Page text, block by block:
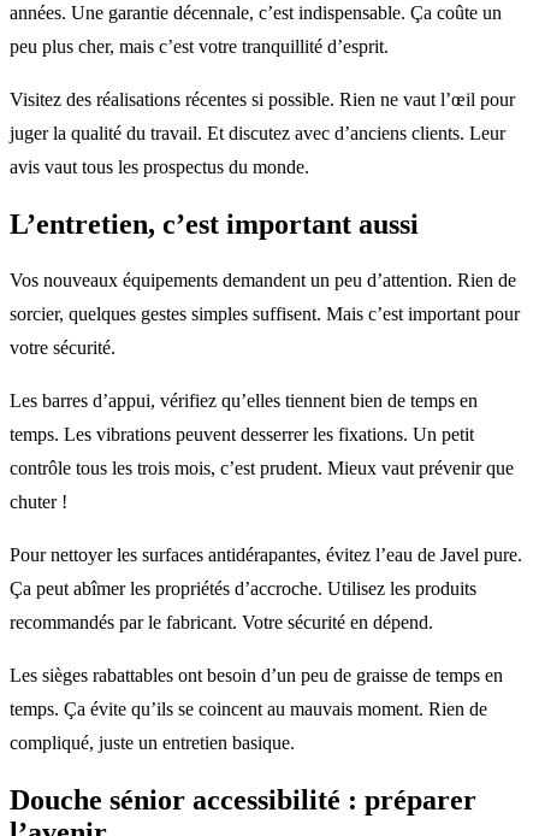
années. Une garantie décennale, c’est indispensable. Ça coûte un
peu plus cher, mais c’est votre tranquillité d’esprit.
Visitez des réalisations récentes si possible. Rien ne vaut l’œil pour
juger la qualité du travail. Et discutez avec d’anciens clients. Leur
avis vaut tous les prospectus du monde.
L’entretien, c’est important aussi
Vos nouveaux équipements demandent un peu d’attention. Rien de
sorcier, quelques gestes simples suffisent. Mais c’est important pour
votre sécurité.
Les barres d’appui, vérifiez qu’elles tiennent bien de temps en
temps. Les vibrations peuvent desserrer les fixations. Un petit
contrôle tous les trois mois, c’est prudent. Mieux vaut prévenir que
chuter !
Pour nettoyer les surfaces antidérapantes, évitez l’eau de Javel pure.
Ça peut abîmer les propriétés d’accroche. Utilisez les produits
recommandés par le fabricant. Votre sécurité en dépend.
Les sièges rabattables ont besoin d’un peu de graisse de temps en
temps. Ça évite qu’ils se coincent au mauvais moment. Rien de
compliqué, juste un entretien basique.
Douche sénior accessibilité : préparer